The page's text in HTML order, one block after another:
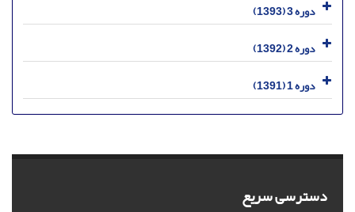
دوره 3 (1393)
دوره 2 (1392)
دوره 1 (1391)
دسترسی سریع